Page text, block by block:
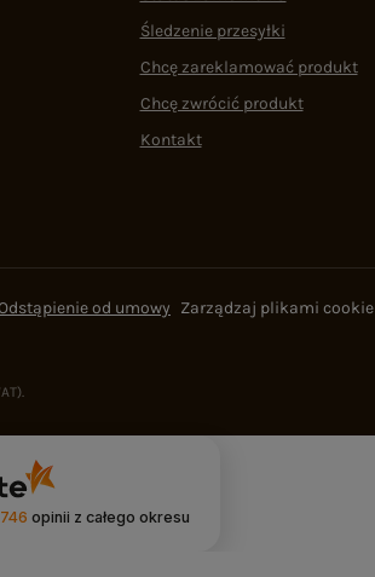
Śledzenie przesyłki
Chcę zareklamować produkt
Chcę zwrócić produkt
Kontakt
od umowy Zarządzaj plikami cookie
opinii z całego okresu